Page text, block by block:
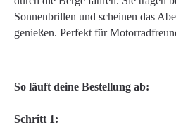
Sonnenbrillen und scheinen das
genießen. Perfekt für
So läuft deine Bestellung ab:
Schritt 1: